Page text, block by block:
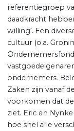
referentiegroep
daadkracht
willing’. Een
cultuur (o.a.
ondernemers.
Zaken zijn vanaf
voorkomen dat
ziet. Eric en
hoe snel alle